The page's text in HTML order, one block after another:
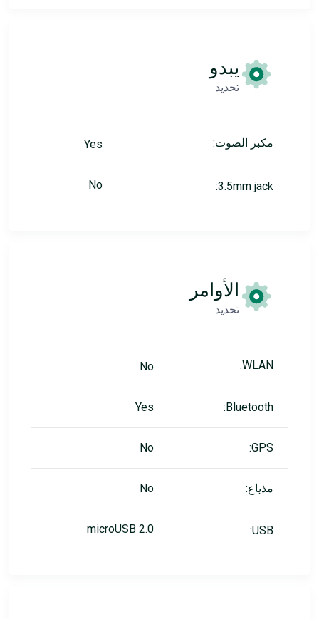
يبدو
تحديد
مكبر الصوت: Yes
3.5mm jack:
No
الأوامر
تحديد
WLAN:
No
Bluetooth:
Yes
GPS:
No
مذياع: No
USB:
microUSB 2.0